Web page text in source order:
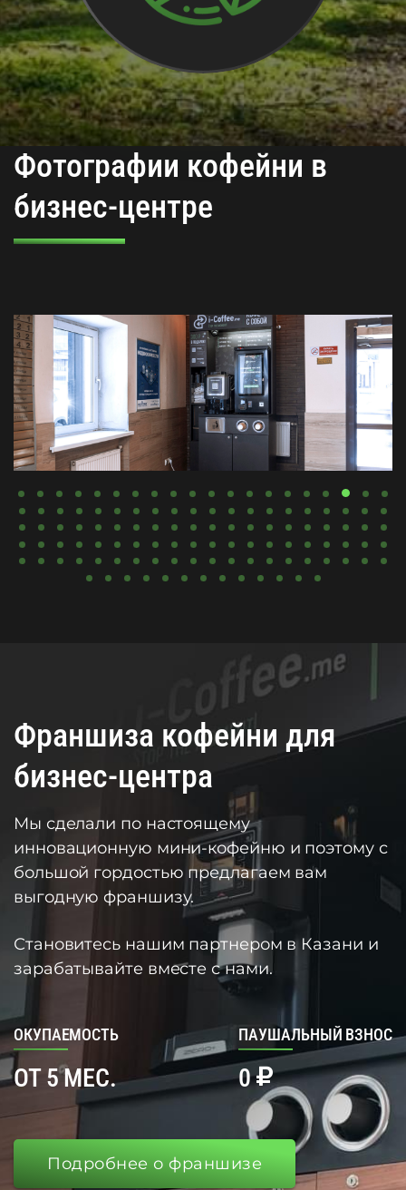
Фотографии кофейни в
бизнес-центре
Франшиза кофейни для
бизнес-центра
Мы сделали по настоящему
инновационную мини-кофейню и поэтому с
большой гордостью предлагаем вам
выгодную франшизу.
Становитесь нашим партнером в Казани и
зарабатывайте вместе с нами.
ОКУПАЕМОСТЬ
ОТ 5 МЕС.
ПАУШАЛЬНЫЙ ВЗНОС
0
Подробнее о франшизе